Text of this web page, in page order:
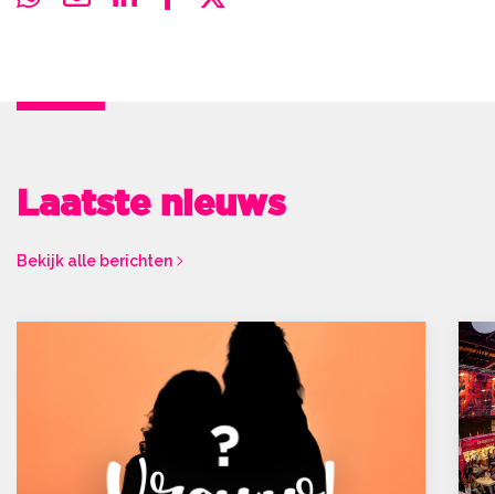
Laatste nieuws
Bekijk alle berichten